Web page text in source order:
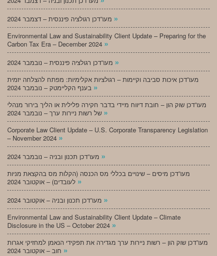
»
Environmental Law and Sustainability Client Update – Preparing for the
Carbon Tax Era – December 2024 »
»
מעו”דכן איכות סביבה וקיימות – רגולציות אקלימיות: מפתח להצלחה יזמית
»
מעו”דכן שוק הון – חובת דיווח מיידי בדבר חקירה פלילית או הליך בירור מנהלי
»
Corporate Law Client Update – U.S. Corporate Transparency Legislation
– November 2024 »
»
מעו”דכן מיסים – שינויים בכללי מס הכנסה (הקלות מס בהקצאת מניות
»
»
Environmental Law and Sustainability Client Update – Climate
Disclosure in the US – October 2024 »
מעו”דכן שוק הון – רשות ניירות ערך מגדירה את תפקידי הנאמן למחזיקי אגרות
»